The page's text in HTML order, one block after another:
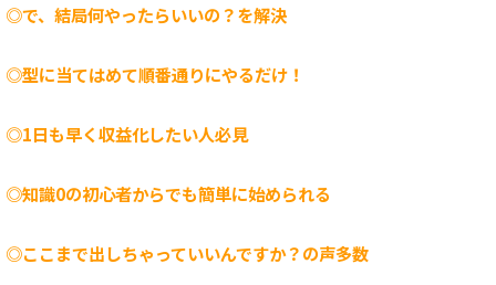
◎で、結局何やったらいいの？を解決
◎型に当てはめて順番通りにやるだけ！
◎1日も早く収益化したい人必見
◎知識0の初心者からでも簡単に始められる
◎ここまで出しちゃっていいんですか？の声多数